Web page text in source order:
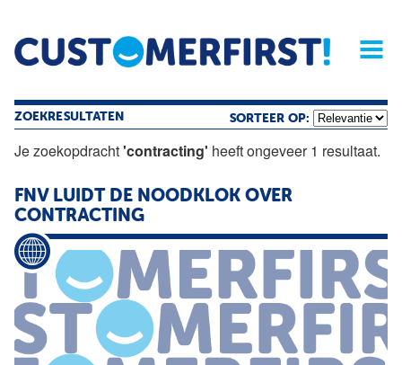
Home Opinie Archief
Magazine
ZOEKRESULTATEN SORTEER OP:
Je zoekopdracht'contracting' heeft ongeveer 1 resultaat.
FNV LUIDT DE NOODKLOK OVER
CONTRACTING